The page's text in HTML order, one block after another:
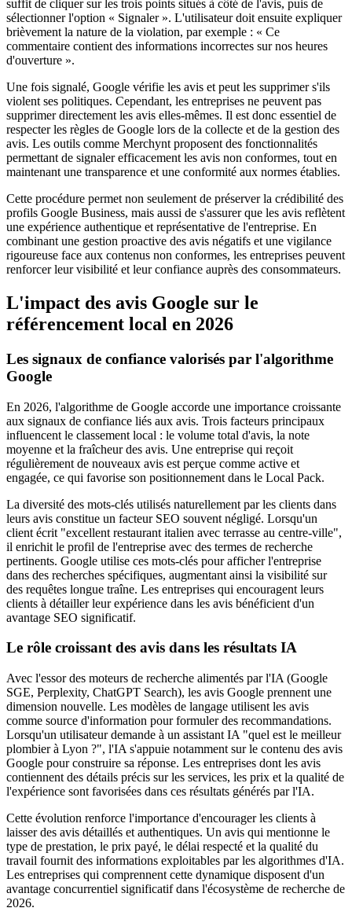
suffit de cliquer sur les trois points situés à côté de l'avis, puis de
sélectionner l'option « Signaler ». L'utilisateur doit ensuite expliquer
brièvement la nature de la violation, par exemple : « Ce
commentaire contient des informations incorrectes sur nos heures
d'ouverture ».
Une fois signalé, Google vérifie les avis et peut les supprimer s'ils
violent ses politiques. Cependant, les entreprises ne peuvent pas
supprimer directement les avis elles-mêmes. Il est donc essentiel de
respecter les règles de Google lors de la collecte et de la gestion des
avis. Les outils comme Merchynt proposent des fonctionnalités
permettant de signaler efficacement les avis non conformes, tout en
maintenant une transparence et une conformité aux normes établies.
Cette procédure permet non seulement de préserver la crédibilité des
profils Google Business, mais aussi de s'assurer que les avis reflètent
une expérience authentique et représentative de l'entreprise. En
combinant une gestion proactive des avis négatifs et une vigilance
rigoureuse face aux contenus non conformes, les entreprises peuvent
renforcer leur visibilité et leur confiance auprès des consommateurs.
L'impact des avis Google sur le
référencement local en 2026
Les signaux de confiance valorisés par l'algorithme
Google
En 2026, l'algorithme de Google accorde une importance croissante
aux signaux de confiance liés aux avis. Trois facteurs principaux
influencent le classement local : le volume total d'avis, la note
moyenne et la fraîcheur des avis. Une entreprise qui reçoit
régulièrement de nouveaux avis est perçue comme active et
engagée, ce qui favorise son positionnement dans le Local Pack.
La diversité des mots-clés utilisés naturellement par les clients dans
leurs avis constitue un facteur SEO souvent négligé. Lorsqu'un
client écrit "excellent restaurant italien avec terrasse au centre-ville",
il enrichit le profil de l'entreprise avec des termes de recherche
pertinents. Google utilise ces mots-clés pour afficher l'entreprise
dans des recherches spécifiques, augmentant ainsi la visibilité sur
des requêtes longue traîne. Les entreprises qui encouragent leurs
clients à détailler leur expérience dans les avis bénéficient d'un
avantage SEO significatif.
Le rôle croissant des avis dans les résultats IA
Avec l'essor des moteurs de recherche alimentés par l'IA (Google
SGE, Perplexity, ChatGPT Search), les avis Google prennent une
dimension nouvelle. Les modèles de langage utilisent les avis
comme source d'information pour formuler des recommandations.
Lorsqu'un utilisateur demande à un assistant IA "quel est le meilleur
plombier à Lyon ?", l'IA s'appuie notamment sur le contenu des avis
Google pour construire sa réponse. Les entreprises dont les avis
contiennent des détails précis sur les services, les prix et la qualité de
l'expérience sont favorisées dans ces résultats générés par l'IA.
Cette évolution renforce l'importance d'encourager les clients à
laisser des avis détaillés et authentiques. Un avis qui mentionne le
type de prestation, le prix payé, le délai respecté et la qualité du
travail fournit des informations exploitables par les algorithmes d'IA.
Les entreprises qui comprennent cette dynamique disposent d'un
avantage concurrentiel significatif dans l'écosystème de recherche de
2026.